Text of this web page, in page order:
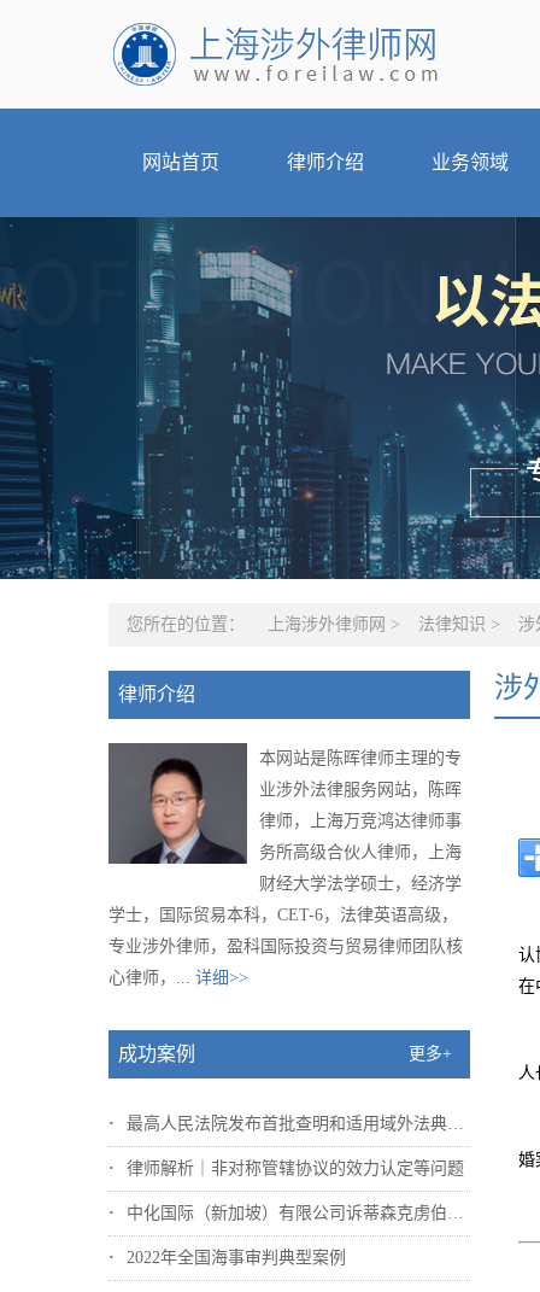
网站首页 律师介绍 业务领域
您所在的位置： 上海涉外律师网 > 法律知识 > 涉
律师介绍
本网站是陈晖律师主理的专
业涉外法律服务网站，陈晖
律师，上海万竞鸿达律师事
务所高级合伙人律师，上海
财经大学法学硕士，经济学
学士，国际贸易本科，CET-6，法律英语高级，
专业涉外律师，盈科国际投资与贸易律师团队核
心律师，... 详细>>
成功案例 更多+
最高人民法院发布首批查明和适用域外法典型...
律师解析｜非对称管辖协议的效力认定等问题
中化国际（新加坡）有限公司诉蒂森克虏伯冶...
2022年全国海事审判典型案例
涉
认
在
人
婚